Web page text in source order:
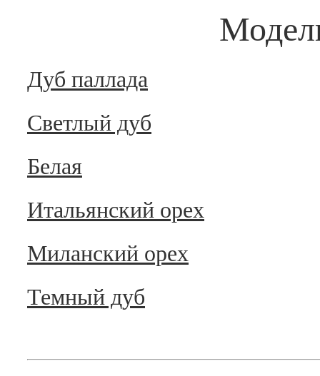
Дуб паллада
Светлый дуб
Белая
Итальянский орех
Миланский орех
Темный дуб